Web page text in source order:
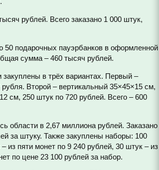
рублей. Всего заказано 1 000 штук,
50 подарочных пауэрбанков в оформленной
сумма – 460 тысяч рублей.
в трёх вариантах. Первый –
Второй – вертикальный 35×45×15 см,
см, 250 штук по 720 рублей. Всего – 600
области в 2,67 миллиона рублей. Заказано
за штуку. Также закуплены наборы: 100
из пяти монет по 9 240 рублей, 30 штук – из
по цене 23 100 рублей за набор.